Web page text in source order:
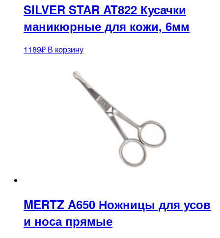
SILVER STAR AT822 Кусачки
маникюрные для кожи, 6мм
1189₽ В корзину
MERTZ A650 Ножницы для усов
и носа прямые